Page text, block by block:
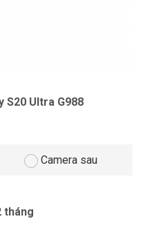
S20 Ultra G988
Camera sau
tháng